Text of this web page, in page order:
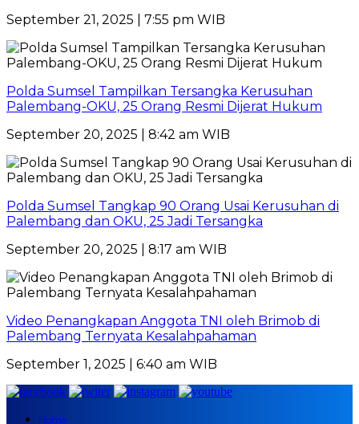
September 21, 2025 | 7:55 pm WIB
Polda Sumsel Tampilkan Tersangka Kerusuhan
Palembang-OKU, 25 Orang Resmi Dijerat Hukum
September 20, 2025 | 8:42 am WIB
Polda Sumsel Tangkap 90 Orang Usai Kerusuhan di
Palembang dan OKU, 25 Jadi Tersangka
September 20, 2025 | 8:17 am WIB
Video Penangkapan Anggota TNI oleh Brimob di
Palembang Ternyata Kesalahpahaman
September 1, 2025 | 6:40 am WIB
Home